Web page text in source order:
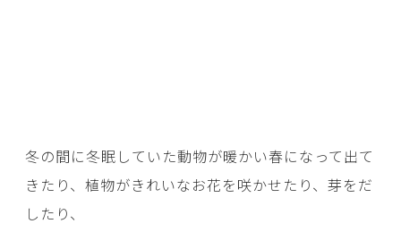
冬の間に冬眠していた動物が暖かい春になって出て
きたり、植物がきれいなお花を咲かせたり、芽をだ
したり、